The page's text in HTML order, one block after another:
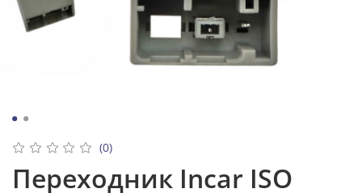
(0)
Переходник Incar ISO